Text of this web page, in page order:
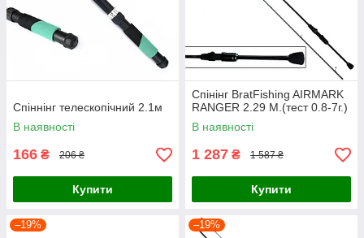
Спіннінг телескопічний 2.1м
В наявності
166 ₴ 206 ₴
Купити
Спінінг BratFishing AIRMARK
RANGER 2.29 М.(тест 0.8-7г.)
В наявності
1 287 ₴ 1 587 ₴
Купити
–19% –19%